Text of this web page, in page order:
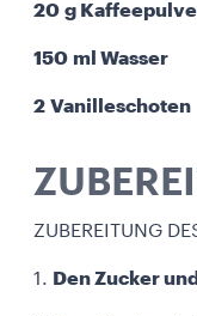
20 g
150 ml Wasser
2 Vanilleschoten
ZUBEREITUNG
1. Den Zucker